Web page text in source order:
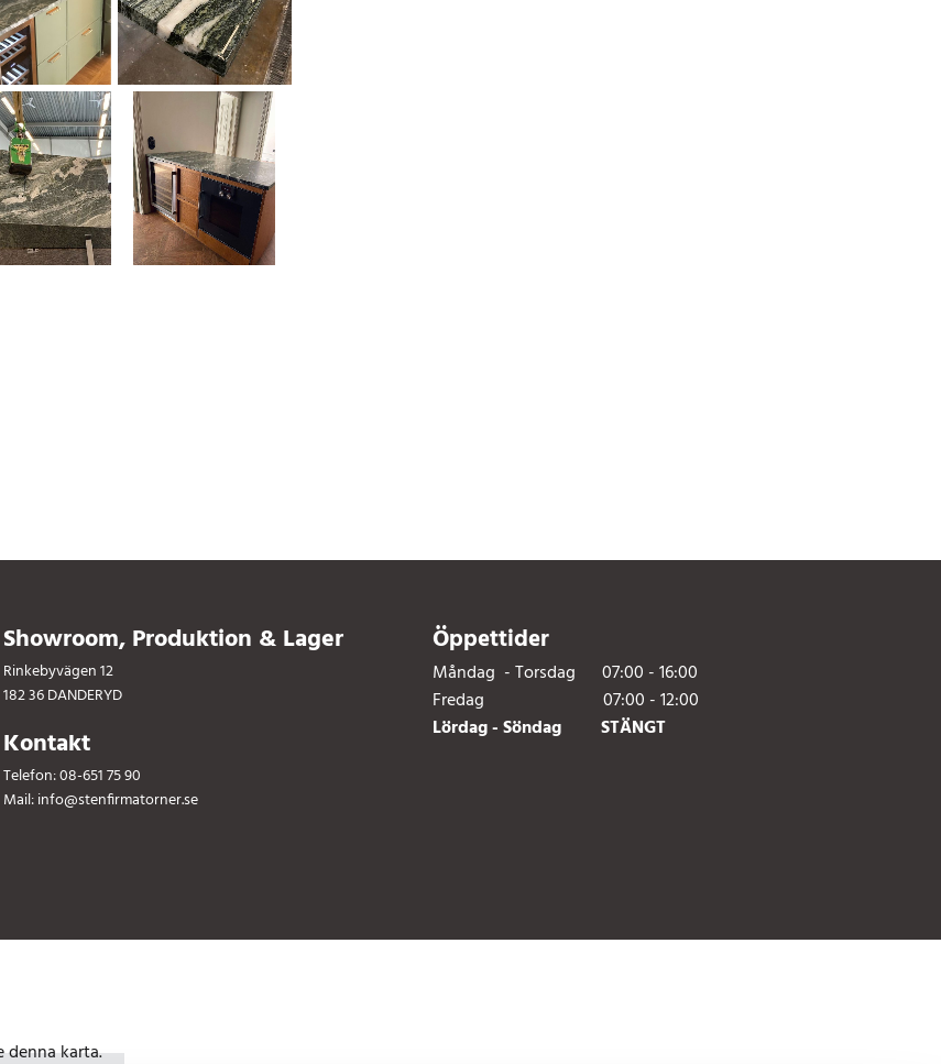
Showroom, Produktion & Lager
Rinkebyvägen 12
182 36 DANDERYD
Kontakt
Telefon:08-651 75 90
Mail:info@stenfirmatorner.se
Öppettider
Måndag - Torsdag 07:00 - 16:00
Fredag 07:00 - 12:00
Lördag - Söndag STÄNGT
denna karta.